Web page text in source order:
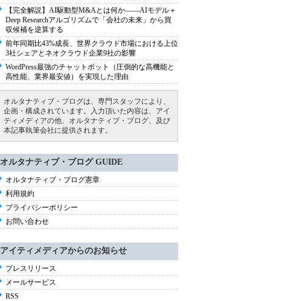
【完全解説】AI駆動型M&Aとは何か――AIモデル＋
Deep Researchアルゴリズムで「会社の未来」から買
収候補を逆算する
前年同期比43%成長、世界クラウド市場における上位
3社シェアとネオクラウド企業9社の影響
WordPress最強のチャットボット（圧倒的な高機能と
高性能、業界最安値）を実現した理由
オルタナティブ・ブログは、専門スタッフにより、
企画・構成されています。入力頂いた内容は、アイ
ティメディアの他、オルタナティブ・ブログ、及び
本記事執筆会社に提供されます。
オルタナティブ・ブログ GUIDE
オルタナティブ・ブログ憲章
利用規約
プライバシーポリシー
お問い合わせ
アイティメディアからのお知らせ
プレスリリース
メールサービス
RSS